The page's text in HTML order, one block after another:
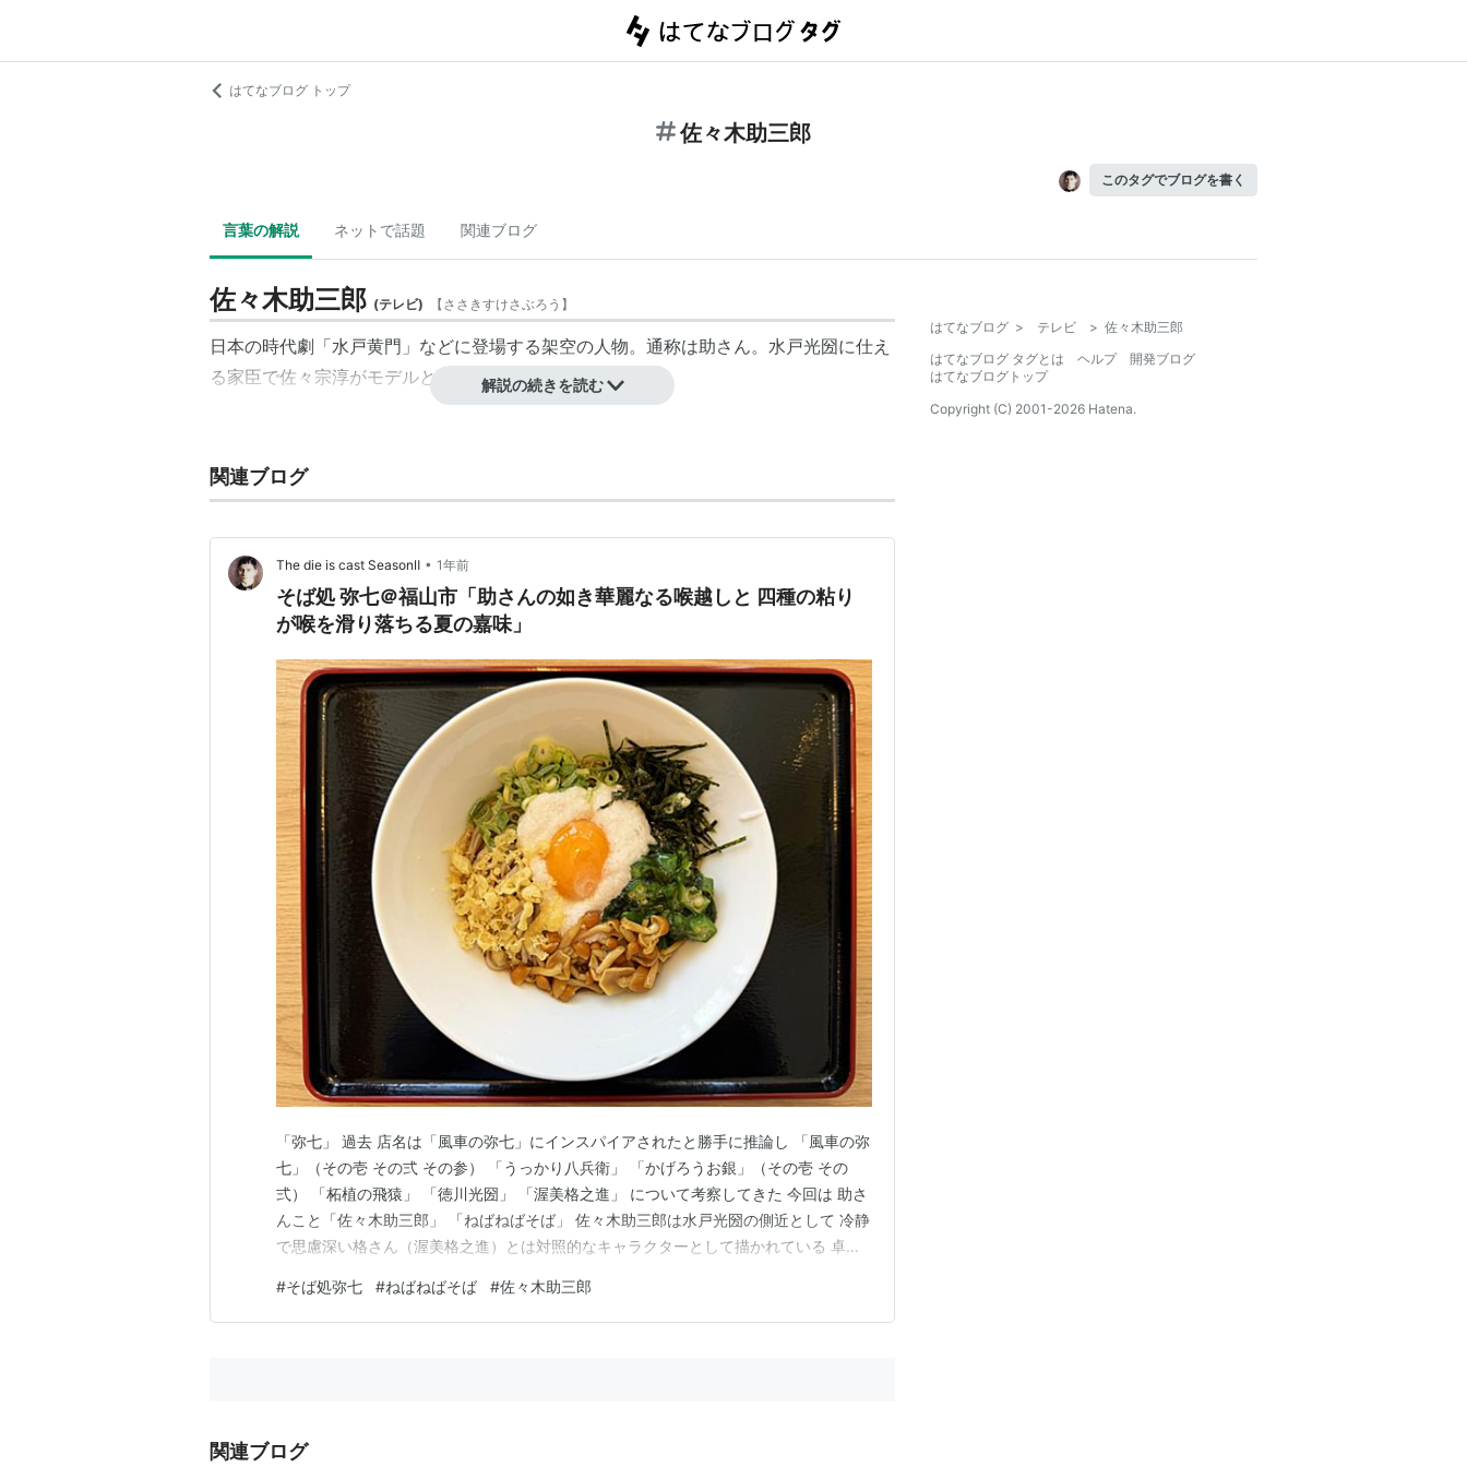
はてなブログ トップ
佐々木助三郎
このタグでブログを書く
言葉の解説 ネットで話題 関連ブログ
佐々木助三郎 (テレビ) 【ささきすけさぶろう 】
日本の時代劇「水戸黄門」などに登場する架空の人物。通称は助さん。 水戸光圀に仕え
る家臣で佐々宗淳がモデルと言われている。
解説の続きを読む
関連ブログ
The die is cast SeasonⅡ • 1年前
そば処 弥七＠福山市「助さんの如き華麗なる喉越しと 四種の粘り
が喉を滑り落ちる夏の嘉味」
「弥七」 過去 店名は「風車の弥七」にインスパイアされたと勝手に推論し 「風車の弥
七」（その壱 その弍 その参） 「うっかり八兵衛」 「かげろうお銀」（その壱 その
弍） 「柘植の飛猿」 「徳川光圀」 「渥美格之進」 について考察してきた 今回は 助さ
んこと「佐々木助三郎」 「ねばねばそば」 佐々木助三郎は水戸光圀の側近として 冷静
で思慮深い格さん（渥美格之進）とは対照的なキャラクターとして描かれている 卓越
翻弄し その腕は 常に冷静沈着な格さんと互角かそれ以上と見なされる 正義感が非常に
強く 不正や悪事を見過ごすこ…
#そば処弥七 #ねばねばそば #佐々木助三郎
関連ブログ
はてなブログ > テレビ > 佐々木助三郎
はてなブログ タグとは
ヘルプ
開発ブログ
はてなブログトップ
Copyright (C) 2001-2026 Hatena.